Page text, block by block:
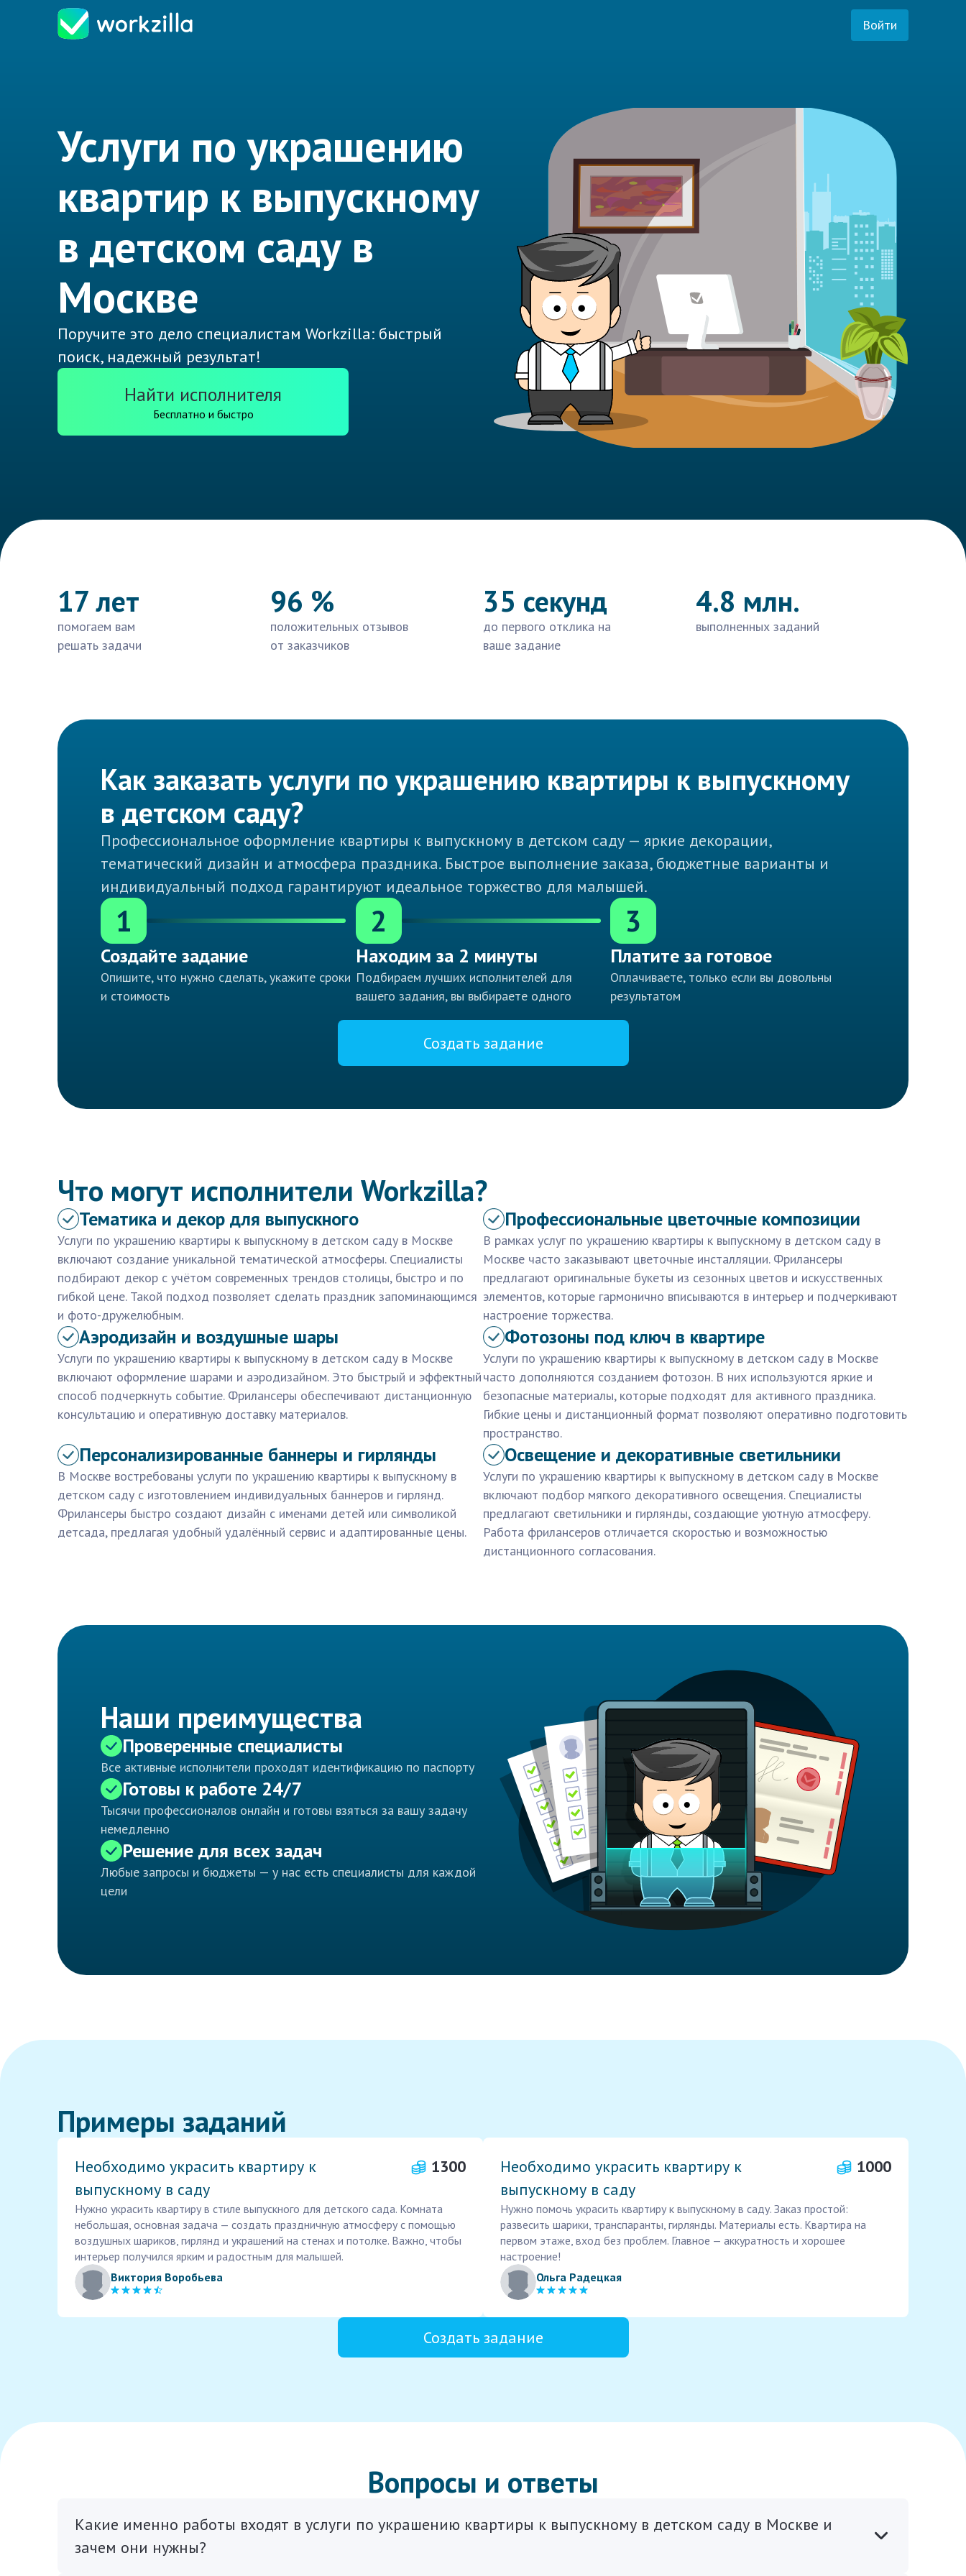
Войти
Услуги по украшению
квартир к выпускному
в детском саду в
Москве
Поручите это дело специалистам Workzilla: быстрый
поиск, надежный результат!
Найти исполнителя
Бесплатно и быстро
17 лет
помогаем вам
решать задачи
96 %
положительных отзывов
от заказчиков
35 секунд
до первого отклика на
ваше задание
4.8 млн.
выполненных заданий
Как заказать услуги по украшению квартиры к выпускному
в детском саду?
Профессиональное оформление квартиры к выпускному в детском саду — яркие декорации,
тематический дизайн и атмосфера праздника. Быстрое выполнение заказа, бюджетные варианты и
индивидуальный подход гарантируют идеальное торжество для малышей.
1
Создайте задание
Опишите, что нужно сделать, укажите сроки
и стоимость
2
Находим за 2 минуты
Подбираем лучших исполнителей для
вашего задания, вы выбираете одного
3
Платите за готовое
Оплачиваете, только если вы довольны
результатом
Создать задание
Что могут исполнители Workzilla?
Тематика и декор для выпускного
Услуги по украшению квартиры к выпускному в детском саду в Москве
включают создание уникальной тематической атмосферы. Специалисты
подбирают декор с учётом современных трендов столицы, быстро и по
гибкой цене. Такой подход позволяет сделать праздник запоминающимся
и фото-дружелюбным.
Профессиональные цветочные композиции
В рамках услуг по украшению квартиры к выпускному в детском саду в
Москве часто заказывают цветочные инсталляции. Фрилансеры
предлагают оригинальные букеты из сезонных цветов и искусственных
элементов, которые гармонично вписываются в интерьер и подчеркивают
настроение торжества.
Аэродизайн и воздушные шары
Услуги по украшению квартиры к выпускному в детском саду в Москве
включают оформление шарами и аэродизайном. Это быстрый и эффектный
способ подчеркнуть событие. Фрилансеры обеспечивают дистанционную
консультацию и оперативную доставку материалов.
Фотозоны под ключ в квартире
Услуги по украшению квартиры к выпускному в детском саду в Москве
часто дополняются созданием фотозон. В них используются яркие и
безопасные материалы, которые подходят для активного праздника.
Гибкие цены и дистанционный формат позволяют оперативно подготовить
пространство.
Персонализированные баннеры и гирлянды
В Москве востребованы услуги по украшению квартиры к выпускному в
детском саду с изготовлением индивидуальных баннеров и гирлянд.
Фрилансеры быстро создают дизайн с именами детей или символикой
детсада, предлагая удобный удалённый сервис и адаптированные цены.
Освещение и декоративные светильники
Услуги по украшению квартиры к выпускному в детском саду в Москве
включают подбор мягкого декоративного освещения. Специалисты
предлагают светильники и гирлянды, создающие уютную атмосферу.
Работа фрилансеров отличается скоростью и возможностью
дистанционного согласования.
Наши преимущества
Проверенные специалисты
Все активные исполнители проходят идентификацию по паспорту
Готовы к работе 24/7
Тысячи профессионалов онлайн и готовы взяться за вашу задачу
немедленно
Решение для всех задач
Любые запросы и бюджеты — у нас есть специалисты для каждой
цели
Примеры заданий
Необходимо украсить квартиру к
выпускному в саду
1300
Нужно украсить квартиру в стиле выпускного для детского сада. Комната
небольшая, основная задача — создать праздничную атмосферу с помощью
воздушных шариков, гирлянд и украшений на стенах и потолке. Важно, чтобы
интерьер получился ярким и радостным для малышей.
Виктория Воробьева
Необходимо украсить квартиру к
выпускному в саду
1000
Нужно помочь украсить квартиру к выпускному в саду. Заказ простой:
развесить шарики, транспаранты, гирлянды. Материалы есть. Квартира на
первом этаже, вход без проблем. Главное — аккуратность и хорошее
настроение!
Ольга Радецкая
Создать задание
Вопросы и ответы
Какие именно работы входят в услуги по украшению квартиры к выпускному в детском саду в Москве и
зачем они нужны?